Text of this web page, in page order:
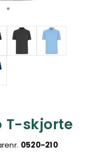
T-skjorte
0520-210